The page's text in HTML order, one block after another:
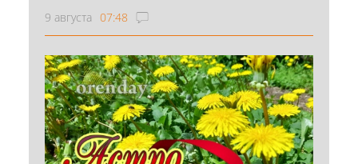
9 августа 07:48